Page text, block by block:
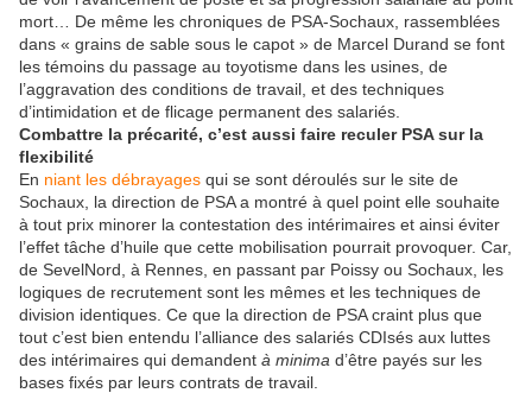
mort… De même les chroniques de PSA-Sochaux, rassemblées
dans « grains de sable sous le capot » de Marcel Durand se font
les témoins du passage au toyotisme dans les usines, de
l’aggravation des conditions de travail, et des techniques
d’intimidation et de flicage permanent des salariés.
Combattre la précarité, c’est aussi faire reculer PSA sur la
flexibilité
En niant les débrayages qui se sont déroulés sur le site de
Sochaux, la direction de PSA a montré à quel point elle souhaite
à tout prix minorer la contestation des intérimaires et ainsi éviter
l’effet tâche d’huile que cette mobilisation pourrait provoquer. Car,
de SevelNord, à Rennes, en passant par Poissy ou Sochaux, les
logiques de recrutement sont les mêmes et les techniques de
division identiques. Ce que la direction de PSA craint plus que
tout c’est bien entendu l’alliance des salariés CDIsés aux luttes
des intérimaires qui demandent à minima d’être payés sur les
bases fixés par leurs contrats de travail.